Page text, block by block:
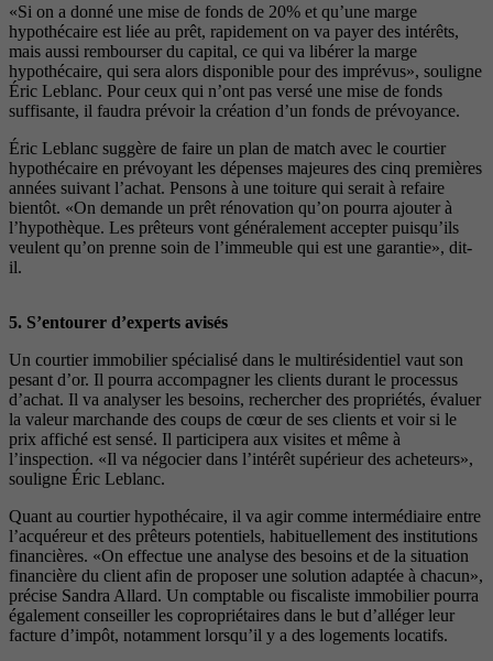
«Si on a donné une mise de fonds de 20% et qu’une marge
hypothécaire est liée au prêt, rapidement on va payer des intérêts,
mais aussi rembourser du capital, ce qui va libérer la marge
hypothécaire, qui sera alors disponible pour des imprévus», souligne
Éric Leblanc. Pour ceux qui n’ont pas versé une mise de fonds
suffisante, il faudra prévoir la création d’un fonds de prévoyance.
Éric Leblanc suggère de faire un plan de match avec le courtier
hypothécaire en prévoyant les dépenses majeures des cinq premières
années suivant l’achat. Pensons à une toiture qui serait à refaire
bientôt. «On demande un prêt rénovation qu’on pourra ajouter à
l’hypothèque. Les prêteurs vont généralement accepter puisqu’ils
veulent qu’on prenne soin de l’immeuble qui est une garantie», dit-
il.
5. S’entourer d’experts avisés
Un courtier immobilier spécialisé dans le multirésidentiel vaut son
pesant d’or. Il pourra accompagner les clients durant le processus
d’achat. Il va analyser les besoins, rechercher des propriétés, évaluer
la valeur marchande des coups de cœur de ses clients et voir si le
prix affiché est sensé. Il participera aux visites et même à
l’inspection. «Il va négocier dans l’intérêt supérieur des acheteurs»,
souligne Éric Leblanc.
Quant au courtier hypothécaire, il va agir comme intermédiaire entre
l’acquéreur et des prêteurs potentiels, habituellement des institutions
financières. «On effectue une analyse des besoins et de la situation
financière du client afin de proposer une solution adaptée à chacun»,
précise Sandra Allard. Un comptable ou fiscaliste immobilier pourra
également conseiller les copropriétaires dans le but d’alléger leur
facture d’impôt, notamment lorsqu’il y a des logements locatifs.